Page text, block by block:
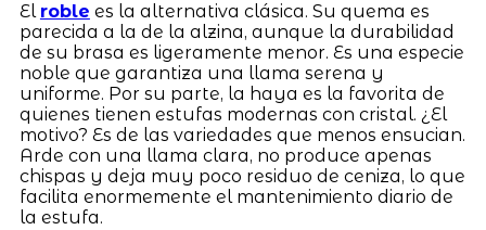
El roble es la alternativa clásica. Su quema es
parecida a la de la alzina, aunque la durabilidad
de su brasa es ligeramente menor. Es una especie
noble que garantiza una llama serena y
uniforme. Por su parte, la haya es la favorita de
quienes tienen estufas modernas con cristal. ¿El
motivo? Es de las variedades que menos ensucian.
Arde con una llama clara, no produce apenas
chispas y deja muy poco residuo de ceniza, lo que
facilita enormemente el mantenimiento diario de
la estufa.